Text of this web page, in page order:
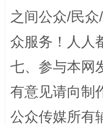
网上购药对药下
之间公众/民
众服务！人人
七、参与本网
有意见请向制
公众传媒所有